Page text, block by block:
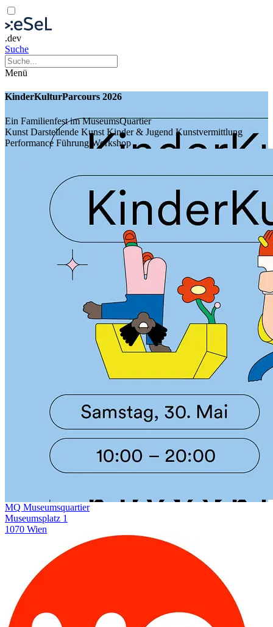
.dev
Suche
Menü
KinderKulturParcours 2026
Ein Familienfest im MuseumsQuartier
Kunst Darstellende Kunst Kinder & Jugend Kunstvermittlung
PerformanceFührung Workshop
MQ Museumsquartier
Museumsplatz 1
1070 Wien